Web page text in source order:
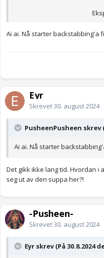
- Kongehuset har ikke vært i
fra å bli tatt bilde av og bli
https://www.seher.no/
Ai ai. Nå starter backstabbing'a
Eyr
Skrevet30. august 2024
PusheenPusheen skrev
Ai ai. Nå starter
Det gikk ikke lang tid. Hvordan i
seg ut av den suppa her?!
-Pusheen-
Skrevet30. august 2024
Eyr skrev (På 30.8.2024